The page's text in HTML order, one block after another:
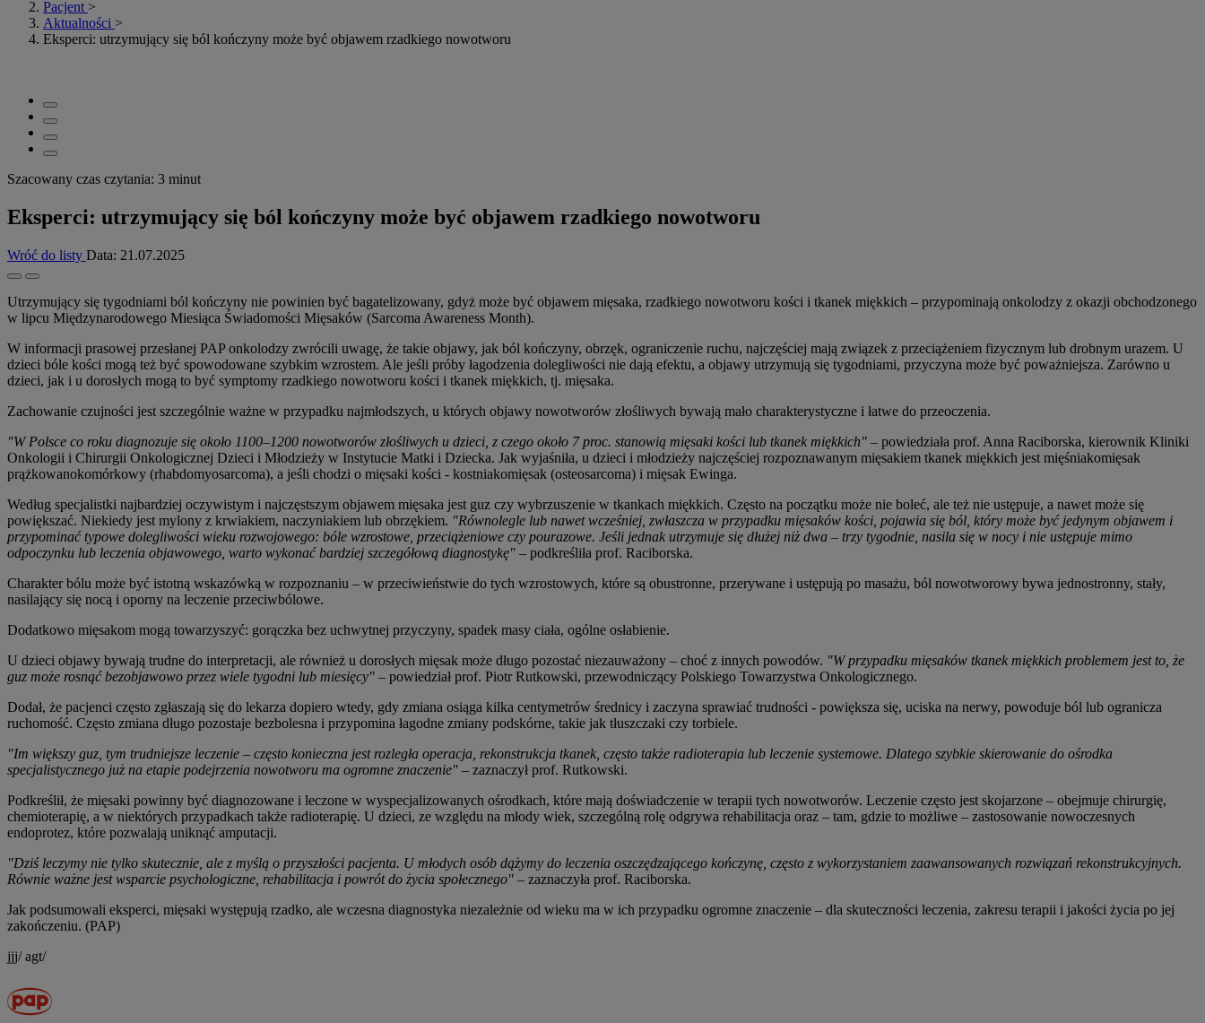
Pacjent >
Aktualności >
Eksperci: utrzymujący się ból kończyny może być objawem rzadkiego nowotworu
Szacowany czas czytania: 3 minut
Eksperci: utrzymujący się ból kończyny może być objawem rzadkiego nowotworu
Wróć do listy Data: 21.07.2025
Utrzymujący się tygodniami ból kończyny nie powinien być bagatelizowany, gdyż może być objawem mięsaka, rzadkiego nowotworu kości i tkanek miękkich – przypominają onkolodzy z okazji obchodzonego
w lipcu Międzynarodowego Miesiąca Świadomości Mięsaków (Sarcoma Awareness Month).
W informacji prasowej przesłanej PAP onkolodzy zwrócili uwagę, że takie objawy, jak ból kończyny, obrzęk, ograniczenie ruchu, najczęściej mają związek z przeciążeniem fizycznym lub drobnym urazem. U
dzieci bóle kości mogą też być spowodowane szybkim wzrostem. Ale jeśli próby łagodzenia dolegliwości nie dają efektu, a objawy utrzymują się tygodniami, przyczyna może być poważniejsza. Zarówno u
dzieci, jak i u dorosłych mogą to być symptomy rzadkiego nowotworu kości i tkanek miękkich, tj. mięsaka.
Zachowanie czujności jest szczególnie ważne w przypadku najmłodszych, u których objawy nowotworów złośliwych bywają mało charakterystyczne i łatwe do przeoczenia.
"W Polsce co roku diagnozuje się około 1100–1200 nowotworów złośliwych u dzieci, z czego około 7 proc. stanowią mięsaki kości lub tkanek miękkich" – powiedziała prof. Anna Raciborska, kierownik Kliniki
Onkologii i Chirurgii Onkologicznej Dzieci i Młodzieży w Instytucie Matki i Dziecka. Jak wyjaśniła, u dzieci i młodzieży najczęściej rozpoznawanym mięsakiem tkanek miękkich jest mięśniakomięsak
prążkowanokomórkowy (rhabdomyosarcoma), a jeśli chodzi o mięsaki kości - kostniakomięsak (osteosarcoma) i mięsak Ewinga.
Według specjalistki najbardziej oczywistym i najczęstszym objawem mięsaka jest guz czy wybrzuszenie w tkankach miękkich. Często na początku może nie boleć, ale też nie ustępuje, a nawet może się
powiększać. Niekiedy jest mylony z krwiakiem, naczyniakiem lub obrzękiem. "Równolegle lub nawet wcześniej, zwłaszcza w przypadku mięsaków kości, pojawia się ból, który może być jedynym objawem i
przypominać typowe dolegliwości wieku rozwojowego: bóle wzrostowe, przeciążeniowe czy pourazowe. Jeśli jednak utrzymuje się dłużej niż dwa – trzy tygodnie, nasila się w nocy i nie ustępuje mimo
odpoczynku lub leczenia objawowego, warto wykonać bardziej szczegółową diagnostykę" – podkreśliła prof. Raciborska.
Charakter bólu może być istotną wskazówką w rozpoznaniu – w przeciwieństwie do tych wzrostowych, które są obustronne, przerywane i ustępują po masażu, ból nowotworowy bywa jednostronny, stały,
nasilający się nocą i oporny na leczenie przeciwbólowe.
Dodatkowo mięsakom mogą towarzyszyć: gorączka bez uchwytnej przyczyny, spadek masy ciała, ogólne osłabienie.
U dzieci objawy bywają trudne do interpretacji, ale również u dorosłych mięsak może długo pozostać niezauważony – choć z innych powodów. "W przypadku mięsaków tkanek miękkich problemem jest to, że
guz może rosnąć bezobjawowo przez wiele tygodni lub miesięcy" – powiedział prof. Piotr Rutkowski, przewodniczący Polskiego Towarzystwa Onkologicznego.
Dodał, że pacjenci często zgłaszają się do lekarza dopiero wtedy, gdy zmiana osiąga kilka centymetrów średnicy i zaczyna sprawiać trudności - powiększa się, uciska na nerwy, powoduje ból lub ogranicza
ruchomość. Często zmiana długo pozostaje bezbolesna i przypomina łagodne zmiany podskórne, takie jak tłuszczaki czy torbiele.
"Im większy guz, tym trudniejsze leczenie – często konieczna jest rozległa operacja, rekonstrukcja tkanek, często także radioterapia lub leczenie systemowe. Dlatego szybkie skierowanie do ośrodka
specjalistycznego już na etapie podejrzenia nowotworu ma ogromne znaczenie" – zaznaczył prof. Rutkowski.
Podkreślił, że mięsaki powinny być diagnozowane i leczone w wyspecjalizowanych ośrodkach, które mają doświadczenie w terapii tych nowotworów. Leczenie często jest skojarzone – obejmuje chirurgię,
chemioterapię, a w niektórych przypadkach także radioterapię. U dzieci, ze względu na młody wiek, szczególną rolę odgrywa rehabilitacja oraz – tam, gdzie to możliwe – zastosowanie nowoczesnych
endoprotez, które pozwalają uniknąć amputacji.
"Dziś leczymy nie tylko skutecznie, ale z myślą o przyszłości pacjenta. U młodych osób dążymy do leczenia oszczędzającego kończynę, często z wykorzystaniem zaawansowanych rozwiązań rekonstrukcyjnych.
Równie ważne jest wsparcie psychologiczne, rehabilitacja i powrót do życia społecznego" – zaznaczyła prof. Raciborska.
Jak podsumowali eksperci, mięsaki występują rzadko, ale wczesna diagnostyka niezależnie od wieku ma w ich przypadku ogromne znaczenie – dla skuteczności leczenia, zakresu terapii i jakości życia po jej
zakończeniu. (PAP)
jjj/ agt/